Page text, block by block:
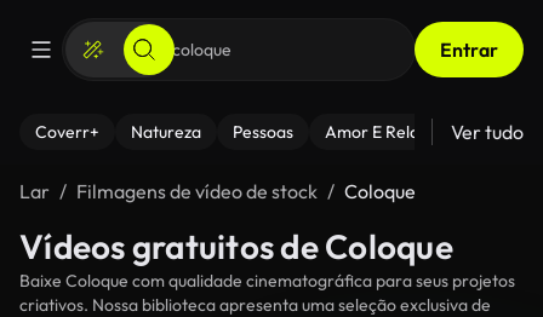
Entrar
Coverr+ Natureza Pessoas Amor E Relacionamentos
Ver tudo
Lar Filmagens de vídeo de stock Coloque
Vídeos gratuitos de Coloque
Baixe Coloque com qualidade cinematográfica para seus projetos
criativos. Nossa biblioteca apresenta uma seleção exclusiva de